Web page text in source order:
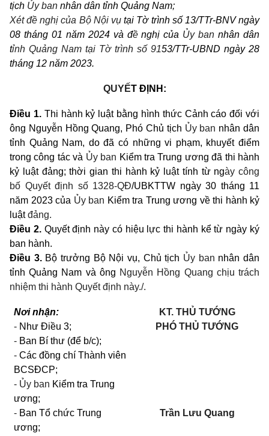
tịch Ủy ban nhân dân tỉnh Quảng Nam;
Xét đề nghị của Bộ Nội vụtại Tờ trình số 13/TTr-BNV ngày
08 tháng 01 năm 2024 và đềnghị của Ủy ban nhân dân
tỉnh Quảng Nam tại Tờ trình số 9153/TTr-UBND ngày 28
tháng 12 năm 2023.
QUYẾT ĐỊNH:
Điều 1. Thi hành kỷ luật bằng hình thức Cảnh cáo đối với
ông Nguyễn Hồng Quang, Phó Chủ tịch Ủy ban nhân dân
tỉnh Quảng Nam, do đã có những vi phạm, khuyết điểm
trong công tác và Ủy ban Kiểm tra Trung ương đã thi hành
kỷ luật đảng; thời gian thi hành kỷ luật tính từ ngày công
bố Quyết định số 1328-QĐ/UBKTTW ngày 30 tháng 11
năm 2023 của Ủy ban Kiểm tra Trung ương về thi hành kỷ
luậtđảng.
Điều 2. Quyết định này có hiệu lực thi hành kể từ ngày ký
ban hành.
Điều 3.Bộ trưởng Bộ Nội vụ, Chủ tịch Ủy ban nhân dân
tỉnh Quảng Nam và ông Nguyễn Hồng Quang chịu trách
nhiệm thi hành Quyết định này./.
Nơi nhận:
- Như Điều 3;
- Ban Bí thư (để b/c);
-Các đồng chí Thành viên
BCSĐCP;
- Ủy ban Kiểm tra Trung
ương;
- Ban Tổ chức Trung
ương;
KT. THỦ TƯỚNG
PHÓ THỦ TƯỚNG
Trần Lưu Quang